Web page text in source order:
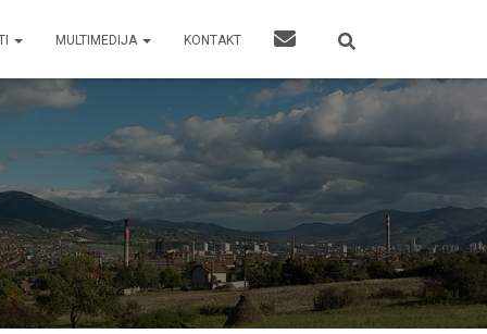
MULTIMEDIJA KONTAKT